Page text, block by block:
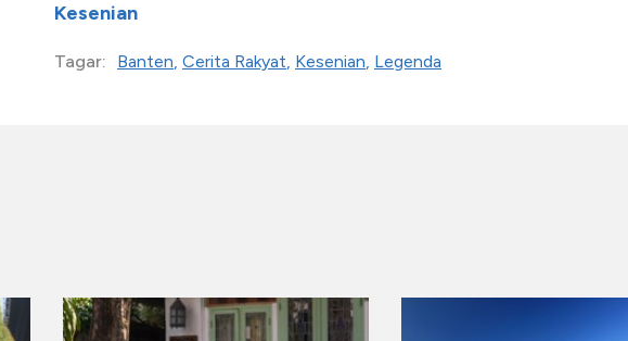
Kesenian
Tagar: Banten Cerita Rakyat Kesenian Legenda